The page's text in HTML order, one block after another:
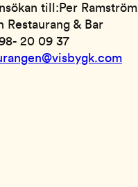
till:Per Ramström
Restaurang & Bar
20 09 37